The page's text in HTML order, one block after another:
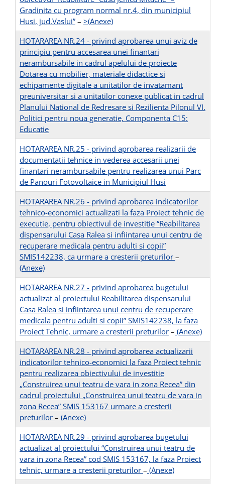
Gradinita cu program normal nr.4, din municipiul
Husi, jud.Vaslui” – >(Anexe)
HOTARAREA NR.24 - privind aprobarea unui aviz de
principiu pentru accesarea unei finantari
nerambursabile in cadrul apelului de proiecte
Dotarea cu mobilier, materiale didactice si
echipamente digitale a unitatilor de invatamant
preuniversitar si a unitatilor conexe publicat in cadrul
Planului National de Redresare si Rezilienta Pilonul VI.
Politici pentru noua generatie, Componenta C15:
Educatie
HOTARAREA NR.25 - privind aprobarea realizarii de
documentatii tehnice in vederea accesarii unei
finantari nerambursabile pentru realizarea unui Parc
de Panouri Fotovoltaice in Municipiul Husi
HOTARAREA NR.26 - privind aprobarea indicatorilor
tehnico-economici actualizati la faza Proiect tehnic de
executie, pentru obiectivul de investitie “Reabilitarea
dispensarului Casa Ralea si infiintarea unui centru de
recuperare medicala pentru adulti si copii”
SMIS142238, ca urmare a cresterii preturilor –
(Anexe)
HOTARAREA NR.27 - privind aprobarea bugetului
actualizat al proiectului Reabilitarea dispensarului
Casa Ralea si infiintarea unui centru de recuperare
medicala pentru adulti si copii” SMIS142238, la faza
Proiect Tehnic, urmare a cresterii preturilor – (Anexe)
HOTARAREA NR.28 - privind aprobarea actualizarii
indicatorilor tehnico-economici la faza Proiect tehnic
pentru realizarea obiectivului de investitie
„Construirea unui teatru de vara in zona Recea” din
cadrul proiectului „Construirea unui teatru de vara in
zona Recea” SMIS 153167 urmare a cresterii
preturilor – (Anexe)
HOTARAREA NR.29 - privind aprobarea bugetului
actualizat al proiectului “Construirea unui teatru de
vara in zona Recea” cod SMIS 153167, la faza Proiect
tehnic, urmare a cresterii preturilor – (Anexe)